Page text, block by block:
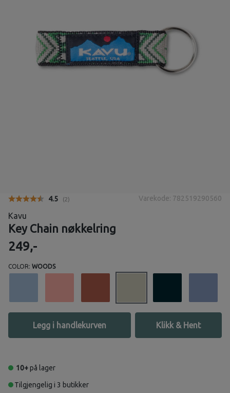
Gjennomsnittskarakter:
4.5 (stemmer:
2) Varekode: 782519290560
Kavu
Key Chain nøkkelring
249,-
COLOR: WOODS
Legg i handlekurven Klikk & Hent
10+på lager
Tilgjengelig i 3 butikker